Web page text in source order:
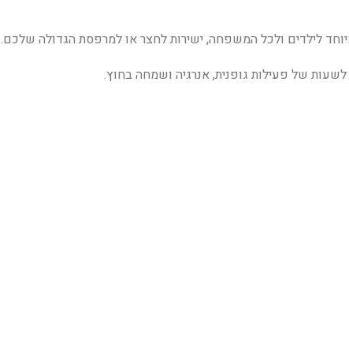
לילדים ולכל המשפחה, ישירות לחצר או למרפסת הגדולה שלכם.
של פעילות גופנית, אנרגיה ושמחה בחוץ.